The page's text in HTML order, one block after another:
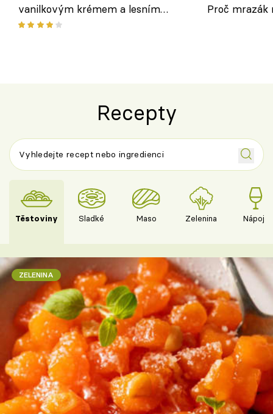
vanilkovým krémem a lesním
ovocem podle Bread Society
Proč
Recepty
Těstoviny Sladké Maso Zelenina Nápoje
ZELENINA